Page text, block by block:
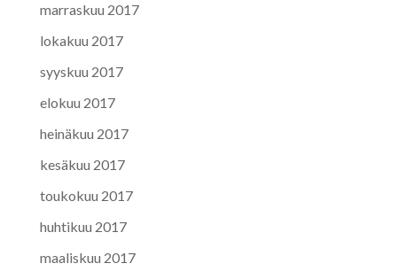
marraskuu 2017
lokakuu 2017
syyskuu 2017
elokuu 2017
heinäkuu 2017
kesäkuu 2017
toukokuu 2017
huhtikuu 2017
maaliskuu 2017